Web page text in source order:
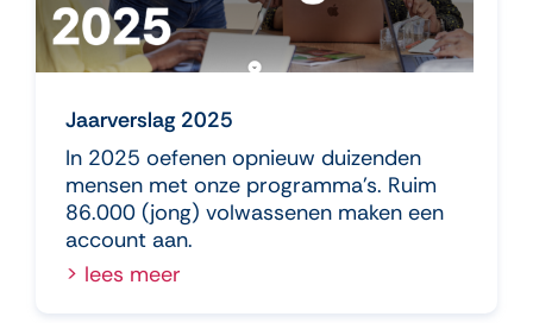
Jaarverslag 2025
In 2025 oefenen opnieuw duizenden
mensen met onze programma’s. Ruim
86.000 (jong) volwassenen maken een
account aan.
> lees meer